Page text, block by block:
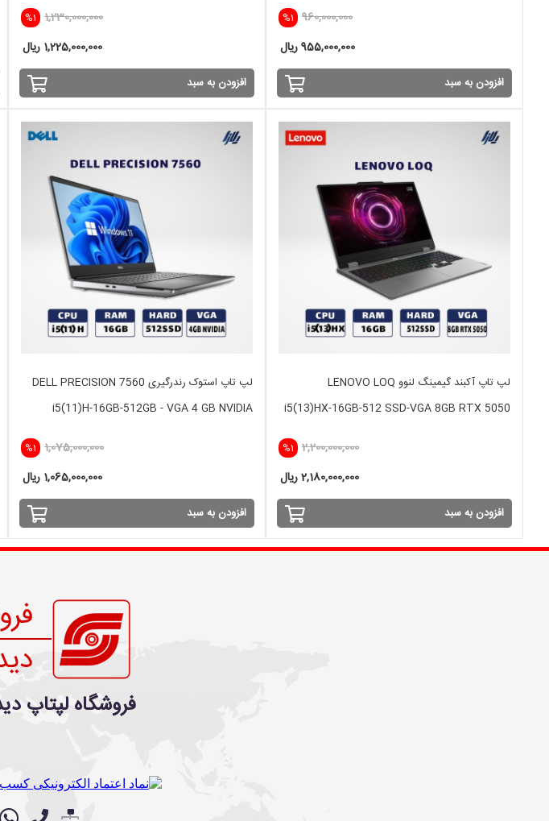
%1 960,000,000
955,000,000 ریال
افزودن به سبد
%1 1,230,000,000
1,225,000,000 ریال
افزودن به سبد
لپ تاپ آکبند گیمینگ لنوو LENOVO LOQ
i5(13)HX-16GB-512 SSD-VGA 8GB RTX 5050
%1 2,200,000,000
2,180,000,000 ریال
افزودن به سبد
لپ تاپ استوک رندرگیری DELL PRECISION 7560
i5(11)H-16GB-512GB - VGA 4 GB NVIDIA
%1 1,075,000,000
1,065,000,000 ریال
افزودن به سبد
فروشگاه لپتاپ